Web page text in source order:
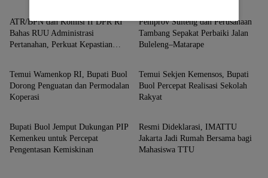
ATR/BPN dan Komisi II DPR RI
Bahas RUU Administrasi
Pertanahan, Perkuat Kepastian
Pemprov Sulteng dan Perusahaan
Tambang Sepakat Perbaiki Jalan
Buleleng–Matarape
Jakarta
Temui Wamenkop RI, Bupati Buol
Dorong Penguatan dan Permodalan
Koperasi
Jakarta
Temui Sekjen Kemensos, Bupati
Buol Percepat Realisasi Sekolah
Rakyat
Jakarta
Bupati Buol Jemput Dukungan PIP
Kemenkeu untuk Percepat
Pengentasan Kemiskinan
Jakarta
Resmi Dideklarasi, IMATTU
Jakarta Jadi Rumah Bersama bagi
Mahasiswa TTU